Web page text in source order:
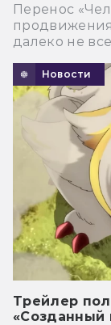
Перенос
далеко не
Новости
Трейлер
«Созданный